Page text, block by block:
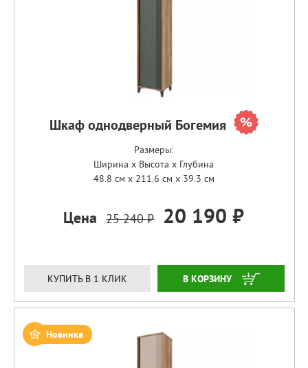
Шкаф однодверный Богемия
Размеры:
Ширина x Высота x Глубина
48.8 см x 211.6 см x 39.3 см
Цена 25 240 ₽ 20 190 ₽
КУПИТЬ В 1 КЛИК ЗАКАЗАТЬ
Новинка